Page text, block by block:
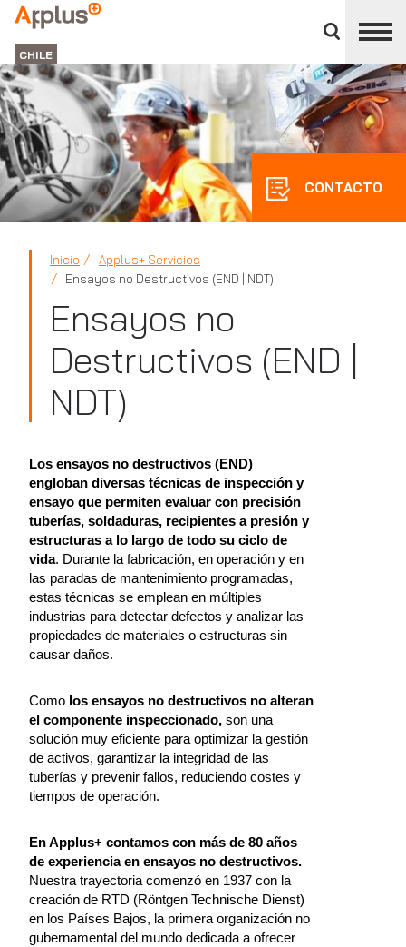
panel
APPLUS+
GROUP
CHILE
CONTACTO
Inicio
Applus+ Servicios
Ensayos no Destructivos (END | NDT)
Ensayos no
Destructivos (END |
NDT)
Los ensayos no destructivos (END)
engloban diversas técnicas de inspección y
ensayo que permiten evaluar con precisión
tuberías, soldaduras, recipientes a presión y
estructuras a lo largo de todo su ciclo de
vida. Durante la fabricación, en operación y en
las paradas de mantenimiento programadas,
estas técnicas se emplean en múltiples
industrias para detectar defectos y analizar las
propiedades de materiales o estructuras sin
causar daños.
Como los ensayos no destructivos no alteran
el componente inspeccionado, son una
solución muy eficiente para optimizar la gestión
de activos, garantizar la integridad de las
tuberías y prevenir fallos, reduciendo costes y
tiempos de operación.
En Applus+ contamos con más de 80 años
de experiencia en ensayos no destructivos.
Nuestra trayectoria comenzó en 1937 con la
creación de RTD (Röntgen Technische Dienst)
en los Países Bajos, la primera organización no
gubernamental del mundo dedicada a ofrecer